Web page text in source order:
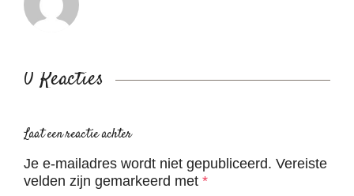
0 Reacties
Laat een reactie achter
Je e-mailadres wordt niet gepubliceerd. Vereiste
velden zijn gemarkeerd met *